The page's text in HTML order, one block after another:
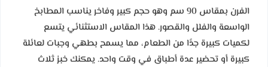
الفرن بمقاس 90 سم وهو حجم كبير وفاخر يناسب المطابخ
الواسعة والفلل والقصور. هذا المقاس الاستثنائي يتسع
لكميات كبيرة جدًا من الطعام، مما يسمح بطهي وجبات لعائلة
كبيرة أو تحضير عدة أطباق في وقت واحد. يمكنك خبز ثلاث